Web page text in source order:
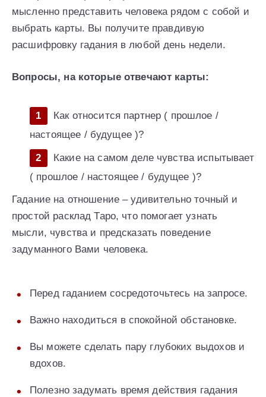
мысленно представить человека рядом с собой и
выбрать карты. Вы получите правдивую
расшифровку гадания в любой день недели.
Вопросы, на которые отвечают карты:
Как относится партнер ( прошлое /
настоящее / будущее )?
Какие на самом деле чувства испытывает
( прошлое / настоящее / будущее )?
Гадание на отношение – удивительно точный и
простой расклад Таро, что помогает узнать
мысли, чувства и предсказать поведение
задуманного Вами человека.
Перед гаданием сосредоточьтесь на запросе.
Важно находиться в спокойной обстановке.
Вы можете сделать пару глубоких выдохов и
вдохов.
Полезно задумать время действия гадания